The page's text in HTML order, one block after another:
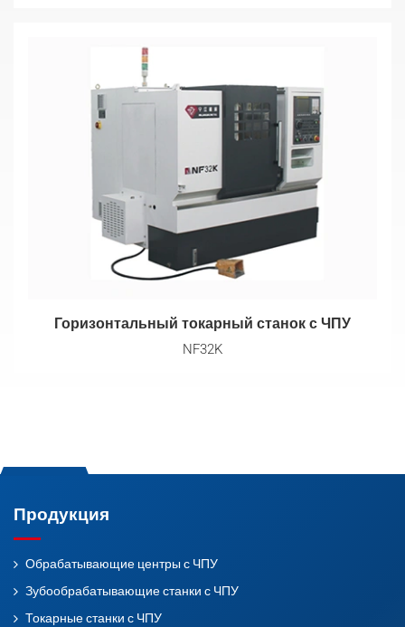
Горизонтальный токарный станок с ЧПУ
NF32K
Продукция
Обрабатывающие центры с ЧПУ
Зубообрабатывающие станки с ЧПУ
Токарные станки с ЧПУ